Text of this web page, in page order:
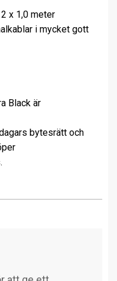
x 1,0 meter
i mycket gott
Black är
bytesrätt och